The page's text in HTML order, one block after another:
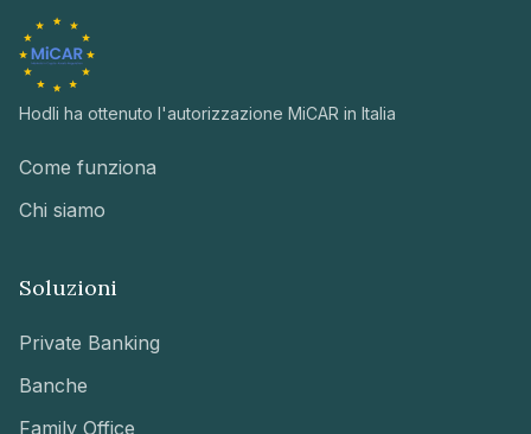
Hodli ha ottenuto l'autorizzazione MiCAR in Italia
Come funziona
Chi siamo
Soluzioni
Private Banking
Banche
Family Office